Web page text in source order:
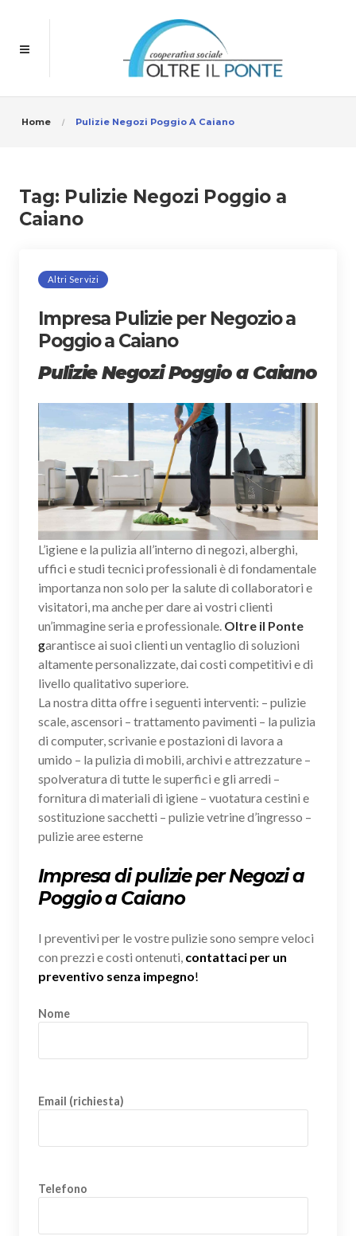
Home Pulizie Negozi Poggio A Caiano
Tag: Pulizie Negozi Poggio a
Caiano
Altri Servizi
Impresa Pulizie per Negozio a
Poggio a Caiano
Pulizie Negozi Poggio a Caiano
L’igiene e la pulizia all’interno di negozi, alberghi,
uffici e studi tecnici professionali è di fondamentale
importanza non solo per la salute di collaboratori e
visitatori, ma anche per dare ai vostri clienti
un’immagine seria e professionale. Oltre il Ponte
garantisce ai suoi clienti un ventaglio di soluzioni
altamente personalizzate, dai costi competitivi e di
livello qualitativo superiore.
La nostra ditta offre i seguenti interventi: – pulizie
scale, ascensori – trattamento pavimenti – la pulizia
di computer, scrivanie e postazioni di lavora a
umido – la pulizia di mobili, archivi e attrezzature –
spolveratura di tutte le superfici e gli arredi –
fornitura di materiali di igiene – vuotatura cestini e
sostituzione sacchetti – pulizie vetrine d’ingresso –
pulizie aree esterne
Impresa di pulizie per Negozi a
Poggio a Caiano
I preventivi per le vostre pulizie sono sempre veloci
con prezzi e costi ontenuti, contattaci per un
preventivo senza impegno!
Nome
Email (richiesta)
Telefono